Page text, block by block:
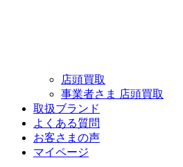
店頭買取
事業者さま 店頭買取
取扱ブランド
よくある質問
お客さまの声
マイページ